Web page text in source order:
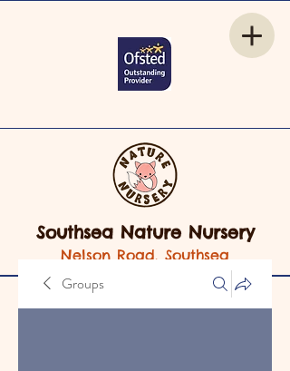
Southsea Nature Nursery
Nelson Road, Southsea
Groups